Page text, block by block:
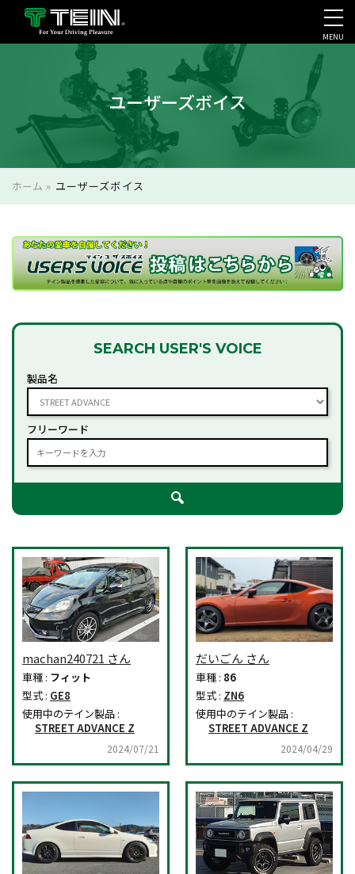
会社案内・採用・IR
MENU
ユーザーズボイス
ホーム » ユーザーズボイス
SEARCH USER'S VOICE
製品名
フリーワード
machan240721 さん
車種 : フィット
型式 : GE8
使用中のテイン製品 :
STREET ADVANCE Z
2024/07/21
だいごん さん
車種 : 86
型式 : ZN6
使用中のテイン製品 :
STREET ADVANCE Z
2024/04/29